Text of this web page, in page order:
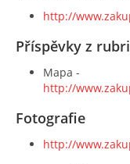
TERMÍNY KONÁNÍ
VSTUPNÉ
http://
Příspěvky z
Mapa -
http://
Fotografie
http://